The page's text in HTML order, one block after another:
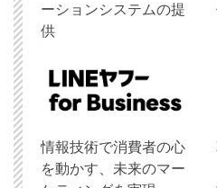
ーションシステムの提
供
情報技術で消費者の心
を動かす、未来のマー